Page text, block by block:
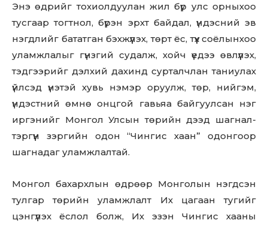
Энэ өдрийг тохиолдуулан жил бүр улс орныхоо
тусгаар тогтнол, бүрэн эрхт байдал, үндэсний эв
нэгдлийг бататган бэхжүүлэх, төрт ёс, түүх соёлынхоо
уламжлалыг гүнзгий судалж, хойч үедээ өвлүүлэх,
тэдгээрийг дэлхий дахинд сурталчлан таниулах
үйлсэд үнэтэй хувь нэмэр оруулж, төр, нийгэм,
үндэстний өмнө онцгой гавьяа байгуулсан нэг
иргэнийг Монгол Улсын төрийн дээд шагнал-
тэргүүн зэргийн одон “Чингис хаан” одонгоор
шагнадаг уламжлалтай.
Монгол бахархлын өдрөөр Монголын нэгдсэн
тулгар төрийн уламжлалт Их цагаан тугийг
цэнгүүлэх ёслол болж, Их эзэн Чингис хааны